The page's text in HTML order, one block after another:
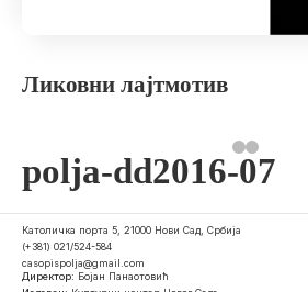
Ликовни лајтмотив
polja-dd2016-07
Католичка порта 5, 21000 Нови Сад, Србија
(+381) 021/524-584
casopispolja@gmail.com
Директор: Бојан Панаотовић